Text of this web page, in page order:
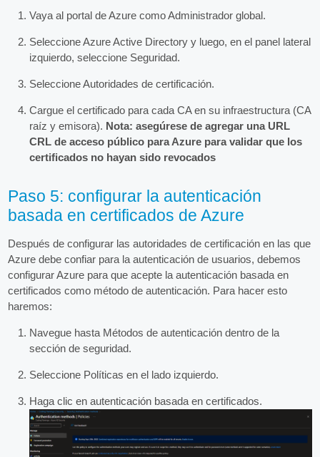
Vaya al portal de Azure como Administrador global.
Seleccione Azure Active Directory y luego, en el panel lateral
izquierdo, seleccione Seguridad.
Seleccione Autoridades de certificación.
Cargue el certificado para cada CA en su infraestructura (CA
raíz y emisora). Nota: asegúrese de agregar una URL
CRL de acceso público para Azure para validar que los
certificados no hayan sido revocados
Paso 5: configurar la autenticación
basada en certificados de Azure
Después de configurar las autoridades de certificación en las que
Azure debe confiar para la autenticación de usuarios, debemos
configurar Azure para que acepte la autenticación basada en
certificados como método de autenticación. Para hacer esto
haremos:
Navegue hasta Métodos de autenticación dentro de la
sección de seguridad.
Seleccione Políticas en el lado izquierdo.
Haga clic en autenticación basada en certificados.